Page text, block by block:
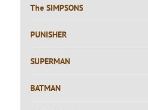
The SIMPSONS
PUNISHER
SUPERMAN
BATMAN